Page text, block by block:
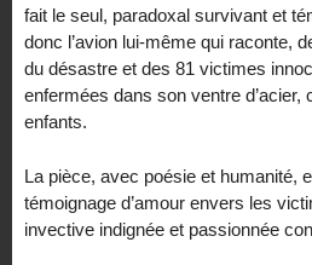
fait le seul, paradoxal survivant et
donc l’avion lui-même qui raconte,
du désastre et des 81 victimes
enfermées dans son ventre
enfants.
La pièce, avec poésie et humanité,
témoignage d’amour envers les
invective indignée et passionnée